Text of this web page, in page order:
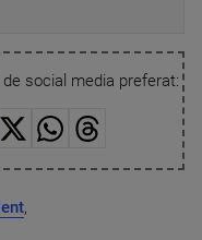
social media preferat:
,